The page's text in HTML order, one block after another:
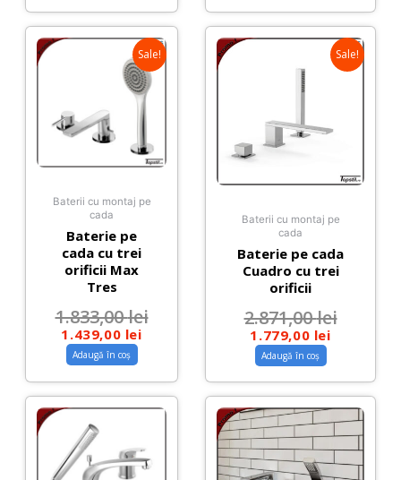
Sale!
Baterii cu montaj pe
cada
Baterie pe
cada cu trei
orificii Max
Tres
1.833,00lei
1.439,00 lei
Adaugă în coș
Sale!
Baterii cu montaj pe
cada
Baterie pe cada
Cuadro cu trei
orificii
2.871,00lei
1.779,00 lei
Adaugă în coș